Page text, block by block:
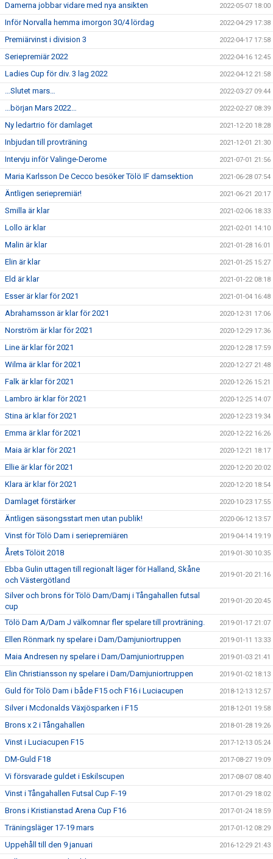
Damerna jobbar vidare med nya ansikten 2022-05-07 18:00
Inför Norvalla hemma imorgon 30/4 lördag 2022-04-29 17:38
Premiärvinst i division 3 2022-04-17 17:58
Seriepremiär 2022 2022-04-16 12:45
Ladies Cup för div. 3 lag 2022 2022-04-12 21:58
…Slutet mars… 2022-03-27 09:44
…början Mars 2022… 2022-02-27 08:39
Ny ledartrio för damlaget 2021-12-20 18:28
Inbjudan till provträning 2021-12-01 21:30
Intervju inför Valinge-Derome 2021-07-01 21:56
Maria Karlsson De Cecco besöker Tölö IF damsektion 2021-06-28 07:54
Äntligen seriepremiär! 2021-06-21 20:17
Smilla är klar 2021-02-06 18:33
Lollo är klar 2021-02-01 14:10
Malin är klar 2021-01-28 16:01
Elin är klar 2021-01-25 15:27
Eld är klar 2021-01-22 08:18
Esser är klar för 2021 2021-01-04 16:48
Abrahamsson är klar för 2021 2020-12-31 17:06
Norström är klar för 2021 2020-12-29 17:36
Line är klar för 2021 2020-12-28 17:59
Wilma är klar för 2021 2020-12-27 21:48
Falk är klar för 2021 2020-12-26 15:21
Lambro är klar för 2021 2020-12-25 14:07
Stina är klar för 2021 2020-12-23 19:34
Emma är klar för 2021 2020-12-22 16:26
Maia är klar för 2021 2020-12-21 18:17
Ellie är klar för 2021 2020-12-20 20:02
Klara är klar för 2021 2020-12-20 18:54
Damlaget förstärker 2020-10-23 17:55
Äntligen säsongsstart men utan publik! 2020-06-12 13:57
Vinst för Tölö Dam i seriepremiären 2019-04-14 19:19
Årets Tölöit 2018 2019-01-30 10:35
Ebba Gulin uttagen till regionalt läger för Halland, Skåne
och Västergötland
2019-01-20 21:16
Silver och brons för Tölö Dam/Damj i Tångahallen futsal
cup
2019-01-20 20:45
Tölö Dam A/Dam J välkomnar fler spelare till provträning. 2019-01-17 21:07
Ellen Rönmark ny spelare i Dam/Damjuniortruppen 2019-01-11 13:33
Maia Andresen ny spelare i Dam/Damjuniortruppen 2019-01-03 21:41
Elin Christiansson ny spelare i Dam/Damjuniortruppen 2019-01-02 18:13
Guld för Tölö Dam i både F15 och F16 i Luciacupen 2018-12-13 12:57
Silver i Mcdonalds Växjösparken i F15 2018-12-01 19:58
Brons x 2 i Tångahallen 2018-01-28 19:26
Vinst i Luciacupen F15 2017-12-13 05:24
DM-Guld F18 2017-08-27 19:09
Vi försvarade guldet i Eskilscupen 2017-08-07 08:40
Vinst i Tångahallen Futsal Cup F-19 2017-01-29 18:02
Brons i Kristianstad Arena Cup F16 2017-01-24 18:59
Träningsläger 17-19 mars 2017-01-12 08:29
Uppehåll till den 9 januari 2016-12-29 21:43